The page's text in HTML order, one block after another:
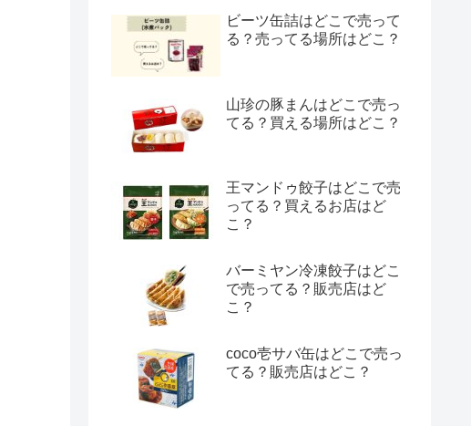
ビーツ缶詰はどこで売って
る？売ってる場所はどこ？
山珍の豚まんはどこで売っ
てる？買える場所はどこ？
王マンドゥ餃子はどこで売
ってる？買えるお店はど
こ？
バーミヤン冷凍餃子はどこ
で売ってる？販売店はど
こ？
coco壱サバ缶はどこで売っ
てる？販売店はどこ？